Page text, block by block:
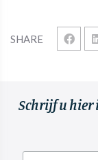
SHARE
Schrijf u hier